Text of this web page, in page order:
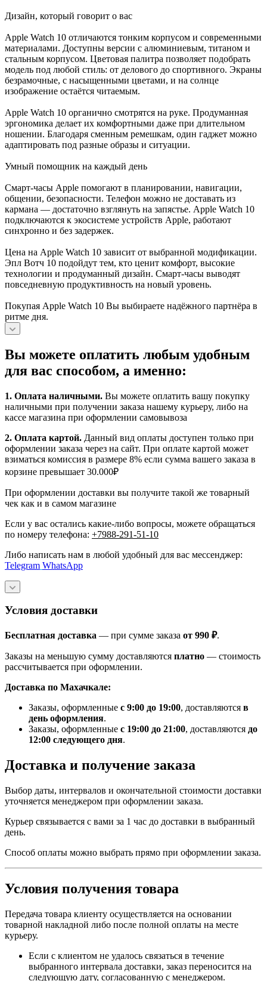
Дизайн, который говорит о вас
Apple Watch 10 отличаются тонким корпусом и современными
материалами. Доступны версии с алюминиевым, титаном и
стальным корпусом. Цветовая палитра позволяет подобрать
модель под любой стиль: от делового до спортивного. Экраны
безрамочные, с насыщенными цветами, и на солнце
изображение остаётся читаемым.
Apple Watch 10 органично смотрятся на руке. Продуманная
эргономика делает их комфортными даже при длительном
ношении. Благодаря сменным ремешкам, один гаджет можно
адаптировать под разные образы и ситуации.
Умный помощник на каждый день
Смарт-часы Apple помогают в планировании, навигации,
общении, безопасности. Телефон можно не доставать из
кармана — достаточно взглянуть на запястье. Apple Watch 10
подключаются к экосистеме устройств Apple, работают
синхронно и без задержек.
Цена на Apple Watch 10 зависит от выбранной модификации.
Эпл Вотч 10 подойдут тем, кто ценит комфорт, высокие
технологии и продуманный дизайн. Смарт-часы выводят
повседневную продуктивность на новый уровень.
Покупая Apple Watch 10 Вы выбираете надёжного партнёра в
ритме дня.
Вы можете оплатить любым удобным
для вас способом, а именно:
1. Оплата наличными. Вы можете оплатить вашу покупку
наличными при получении заказа нашему курьеру, либо на
кассе магазина при оформлении самовывоза
2. Оплата картой. Данный вид оплаты доступен только при
оформлении заказа через на сайт. При оплате картой может
взиматься комиссия в размере 8% если сумма вашего заказа в
корзине превышает 30.000₽
При оформлении доставки вы получите такой же товарный
чек как и в самом магазине
Если у вас остались какие-либо вопросы, можете обращаться
по номеру телефона: +7988-291-51-10
Либо написать нам в любой удобный для вас мессенджер:
Telegram WhatsApp
Условия доставки
Бесплатная доставка — при сумме заказа от 990 ₽.
Заказы на меньшую сумму доставляются платно — стоимость
рассчитывается при оформлении.
Доставка по Махачкале:
Заказы, оформленные с 9:00 до 19:00, доставляются в
день оформления.
Заказы, оформленные с 19:00 до 21:00, доставляются до
12:00 следующего дня.
Доставка и получение заказа
Выбор даты, интервалов и окончательной стоимости доставки
уточняется менеджером при оформлении заказа.
Курьер связывается с вами за 1 час до доставки в выбранный
день.
Способ оплаты можно выбрать прямо при оформлении заказа.
Условия получения товара
Передача товара клиенту осуществляется на основании
товарной накладной либо после полной оплаты на месте
курьеру.
Если с клиентом не удалось связаться в течение
выбранного интервала доставки, заказ переносится на
следующую дату, согласованную с менеджером.